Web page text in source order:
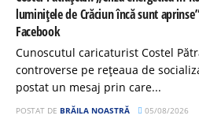
luminițele de Crăciun încă sunt
Facebook
Cunoscutul caricaturist Costel
controverse pe rețeaua de
postat un mesaj prin care...
POSTAT DE BRĂILA NOASTRĂ 05/08/2026